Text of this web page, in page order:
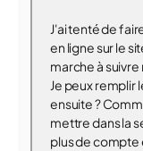
J'ai tenté de
en ligne sur le
marche à
Je peux remplir
ensuite ?
mettre dans la
plus de compte